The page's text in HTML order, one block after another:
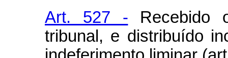
Art. 527 - Recebido
tribunal, e distribuído